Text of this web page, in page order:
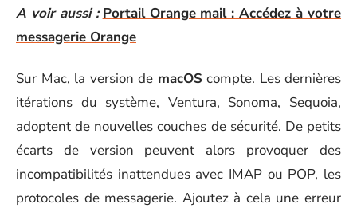
A voir aussi : Portail Orange mail : Accédez à votre
messagerie Orange
Sur Mac, la version de macOScompte. Les dernières
itérations du système, Ventura, Sonoma, Sequoia,
adoptent de nouvelles couches de sécurité. De petits
écarts de version peuvent alors provoquer des
incompatibilités inattendues avec IMAP ou POP, les
protocoles de messagerie. Ajoutez à cela une erreur